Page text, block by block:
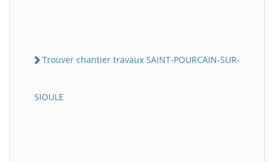
Trouver chantier travaux SAINT-POURCAIN-SUR-
SIOULE